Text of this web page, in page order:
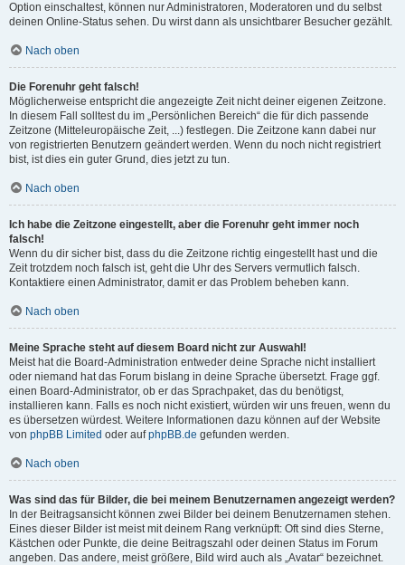
Option einschaltest, können nur Administratoren, Moderatoren und du selbst
deinen Online-Status sehen. Du wirst dann als unsichtbarer Besucher gezählt.
Nach oben
Die Forenuhr geht falsch!
Möglicherweise entspricht die angezeigte Zeit nicht deiner eigenen Zeitzone.
In diesem Fall solltest du im „Persönlichen Bereich“ die für dich passende
Zeitzone (Mitteleuropäische Zeit, ...) festlegen. Die Zeitzone kann dabei nur
von registrierten Benutzern geändert werden. Wenn du noch nicht registriert
bist, ist dies ein guter Grund, dies jetzt zu tun.
Nach oben
Ich habe die Zeitzone eingestellt, aber die Forenuhr geht immer noch
falsch!
Wenn du dir sicher bist, dass du die Zeitzone richtig eingestellt hast und die
Zeit trotzdem noch falsch ist, geht die Uhr des Servers vermutlich falsch.
Kontaktiere einen Administrator, damit er das Problem beheben kann.
Nach oben
Meine Sprache steht auf diesem Board nicht zur Auswahl!
Meist hat die Board-Administration entweder deine Sprache nicht installiert
oder niemand hat das Forum bislang in deine Sprache übersetzt. Frage ggf.
einen Board-Administrator, ob er das Sprachpaket, das du benötigst,
installieren kann. Falls es noch nicht existiert, würden wir uns freuen, wenn du
es übersetzen würdest. Weitere Informationen dazu können auf der Website
von phpBB Limited oder aufphpBB.de gefunden werden.
Nach oben
Was sind das für Bilder, die bei meinem Benutzernamen angezeigt werden?
In der Beitragsansicht können zwei Bilder bei deinem Benutzernamen stehen.
Eines dieser Bilder ist meist mit deinem Rang verknüpft: Oft sind dies Sterne,
Kästchen oder Punkte, die deine Beitragszahl oder deinen Status im Forum
angeben. Das andere, meist größere, Bild wird auch als „Avatar“ bezeichnet.